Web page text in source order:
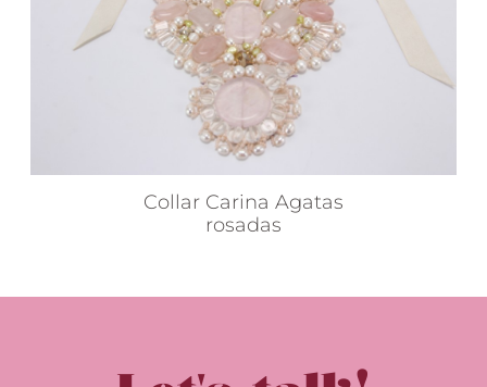
Collar Carina Agatas
rosadas